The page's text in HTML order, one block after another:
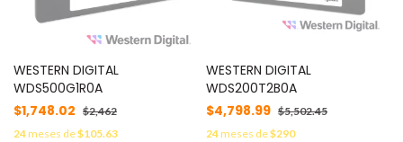
WESTERN DIGITAL
WDS500G1R0A
$1,748.02 $2,462
24meses de$105.63
WESTERN DIGITAL
WDS200T2B0A
$4,798.99 $5,502.45
24meses de$290